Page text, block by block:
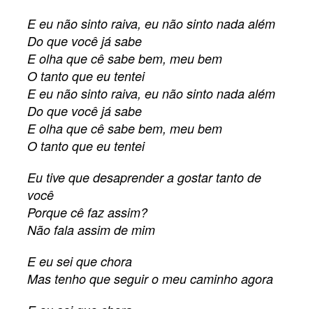
E eu não sinto raiva, eu não sinto nada além
Do que você já sabe
E olha que cê sabe bem, meu bem
O tanto que eu tentei
E eu não sinto raiva, eu não sinto nada além
Do que você já sabe
E olha que cê sabe bem, meu bem
O tanto que eu tentei
Eu tive que desaprender a gostar tanto de
você
Porque cê faz assim?
Não fala assim de mim
E eu sei que chora
Mas tenho que seguir o meu caminho agora